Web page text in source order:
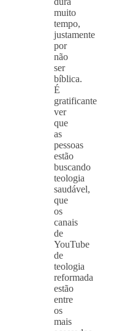
muito
tempo,
justamente
por
não
ser
bíblica.
É
gratificante
ver
que
as
pessoas
estão
buscando
teologia
saudável,
que
os
canais
de
YouTube
de
teologia
reformada
estão
entre
os
mais